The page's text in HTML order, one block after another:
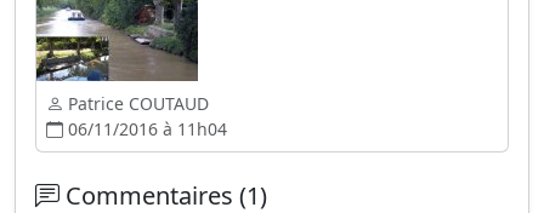
Patrice COUTAUD
06/11/2016 à 11h04
Commentaires (1)